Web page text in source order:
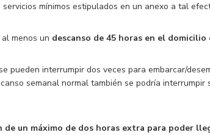
mínimos estipulados en un anexo a tal
al menos un descanso de 45 horas en el
pueden interrumpir dos veces para embarcar/
semanal normal también se podría
de un máximo de dos horas extra para poder